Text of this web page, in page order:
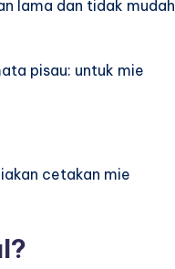
lama dan tidak mudah
pisau: untuk mie
cetakan mie